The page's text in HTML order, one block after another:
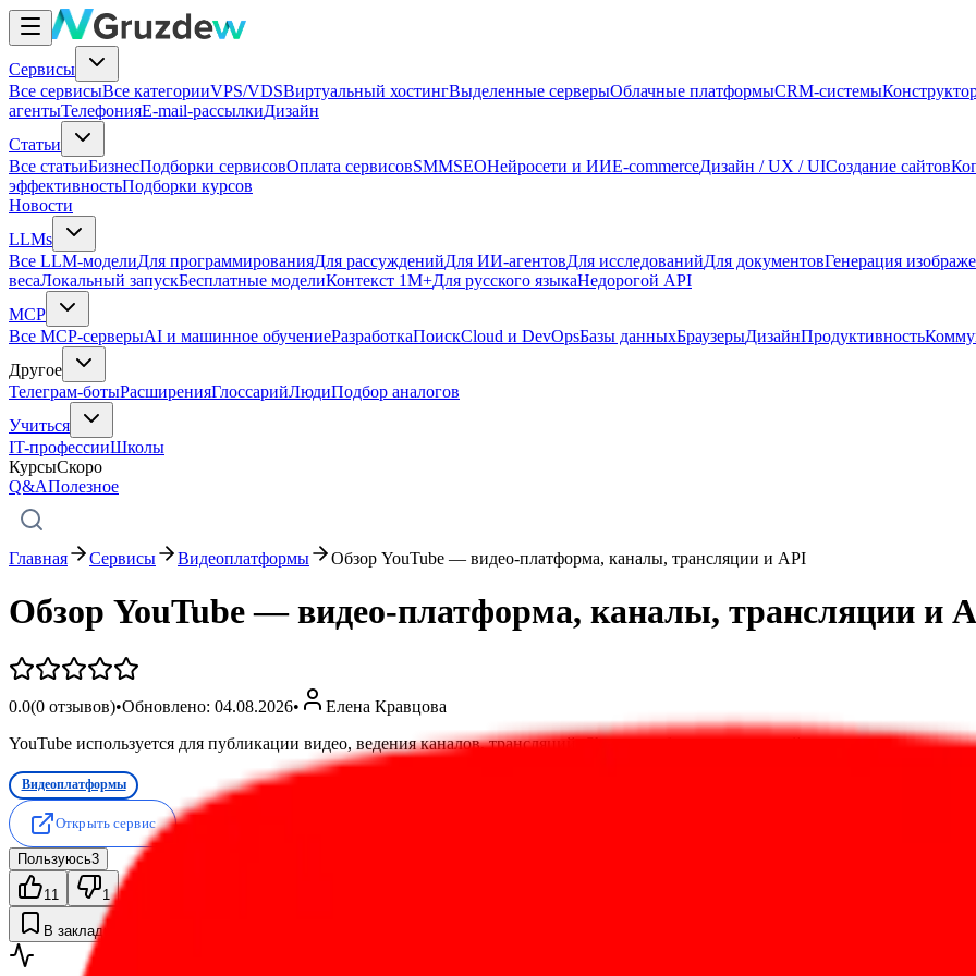
Сервисы
Все сервисыВсе категорииVPS/VDSВиртуальный хостингВыделенные серверыОблачные платформыCRM-системы
агентыТелефонияE-mail-рассылкиДизайн
Статьи
Все статьиБизнесПодборки сервисовОплата сервисовSMMSEOНейросети и ИИE-commerceДизайн / UX / UIСоздание сайтов
эффективностьПодборки курсов
Новости
LLMs
Все LLM-моделиДля программированияДля рассужденийДля ИИ-агентовДля исследованийДля документовГенерация
весаЛокальный запускБесплатные моделиКонтекст 1M+Для русского языкаНедорогой API
MCP
Все MCP-серверыAI и машинное обучениеРазработкаПоискCloud и DevOpsБазы данныхБраузерыДизайнПродуктивность
Другое
Телеграм-ботыРасширенияГлоссарийЛюдиПодбор аналогов
Учиться
IT-профессииШколы
КурсыСкоро
Q&AПолезное
Главная Сервисы Видеоплатформы Обзор YouTube — видео-платформа, каналы, трансляции и API
Обзор YouTube — видео-платформа, каналы, трансляции и
0.0(0 отзывов)•Обновлено: 04.08.2026•
Елена Кравцова
YouTube используется для публикации видео, ведения каналов, трансляций, Shorts и работы с аудиторией.
Видеоплатформы
Открыть сервис
Пользуюсь3
11 1
В закладки